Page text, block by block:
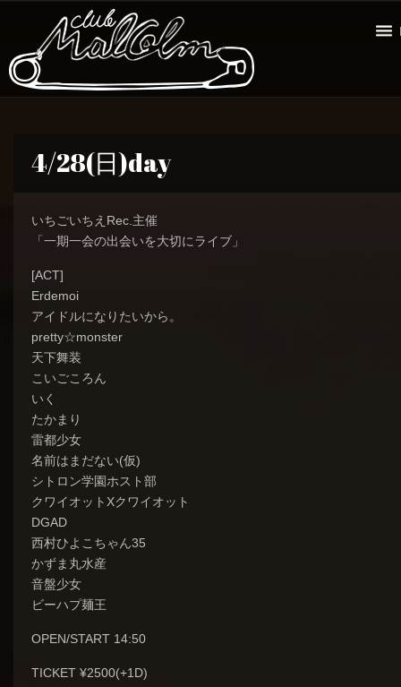
4/28(日)day
いちごいちえRec.主催
「一期一会の出会いを大切にライブ」
[ACT]
Erdemoi
アイドルになりたいから。
pretty☆monster
天下舞装
こいごころん
いく
たかまり
雷都少女
名前はまだない(仮)
シトロン学園ホスト部
クワイオットXクワイオット
DGAD
西村ひよこちゃん35
かずま丸水産
音盤少女
ビーハプ麺王
OPEN/START 14:50
TICKET ¥2500(+1D)